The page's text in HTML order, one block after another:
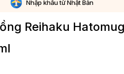
Nhập khẩu từ Nhật Bản
Reihaku